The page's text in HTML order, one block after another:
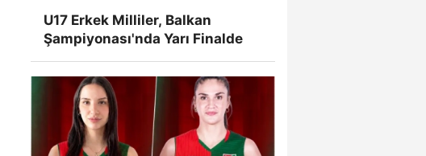
U17 Erkek Milliler, Balkan
Şampiyonası'nda Yarı Finalde